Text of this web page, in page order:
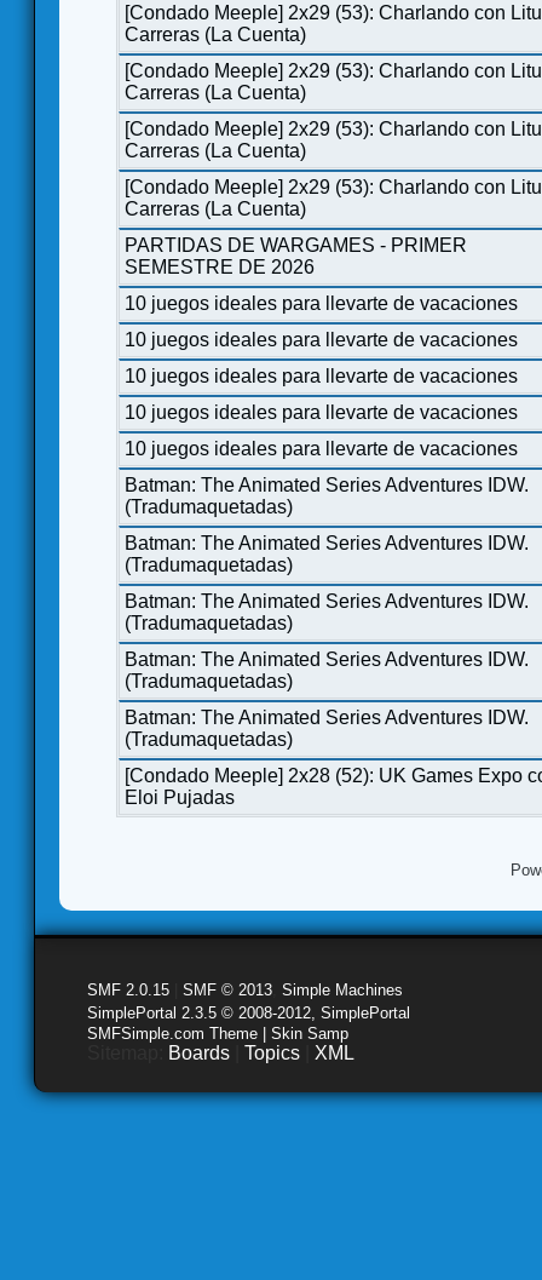
[Condado Meeple] 2x29 (53): Charlando con
Carreras (La Cuenta)
[Condado Meeple] 2x29 (53): Charlando con
Carreras (La Cuenta)
[Condado Meeple] 2x29 (53): Charlando con
Carreras (La Cuenta)
[Condado Meeple] 2x29 (53): Charlando con
Carreras (La Cuenta)
PARTIDAS DE WARGAMES - PRIMER
SEMESTRE DE 2026
10 juegos ideales para llevarte de vacaciones
10 juegos ideales para llevarte de vacaciones
10 juegos ideales para llevarte de vacaciones
10 juegos ideales para llevarte de vacaciones
10 juegos ideales para llevarte de vacaciones
Batman: The Animated Series Adventures IDW.
(Tradumaquetadas)
Batman: The Animated Series Adventures IDW.
(Tradumaquetadas)
Batman: The Animated Series Adventures IDW.
(Tradumaquetadas)
Batman: The Animated Series Adventures IDW.
(Tradumaquetadas)
Batman: The Animated Series Adventures IDW.
(Tradumaquetadas)
[Condado Meeple] 2x28 (52): UK Games Expo
Eloi Pujadas
SMF 2.0.15 SMF © 2013 Simple Machines
SimplePortal 2.3.5 © 2008-2012, SimplePortal
SMFSimple.com Theme | Skin Samp
Boards Topics XML